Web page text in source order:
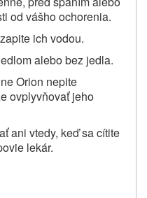
od vášho ochorenia.
ich vodou.
alebo bez jedla.
Orion nepite
ovplyvňovať jeho
ani vtedy, keď sa cítite
lekár.